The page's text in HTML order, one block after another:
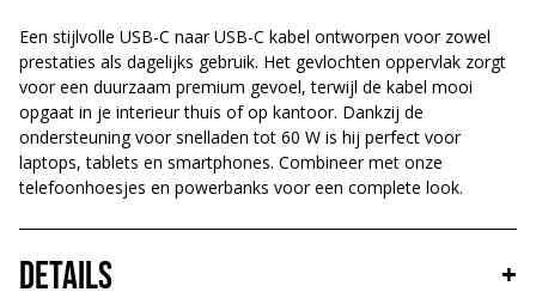
Een stijlvolle USB-C naar USB-C kabel ontworpen voor zowel
prestaties als dagelijks gebruik. Het gevlochten oppervlak zorgt
voor een duurzaam premium gevoel, terwijl de kabel mooi
opgaat in je interieur thuis of op kantoor. Dankzij de
ondersteuning voor snelladen tot 60 W is hij perfect voor
laptops, tablets en smartphones. Combineer met onze
telefoonhoesjes en powerbanks voor een complete look.
Details
+